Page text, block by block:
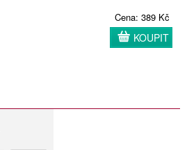
Cena: 389 Kč
KOUPIT